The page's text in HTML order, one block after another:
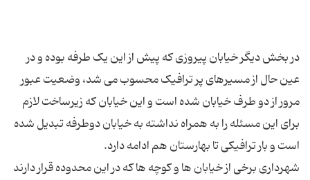
در بخش دیگر خیابان پیروزی که پیش از این یک طرفه بوده و در
عین حال از مسیرهای پر ترافیک محسوب می شد، وضعیت عبور
مرور از دو طرف خیابان شده است و این خیابان که زیرساخت لازم
برای این مسئله را به همراه نداشته به خیابان دوطرفه تبدیل شده
شهرداری برخی از خیابان ها و کوچه ها که در این محدوده قرار دارند